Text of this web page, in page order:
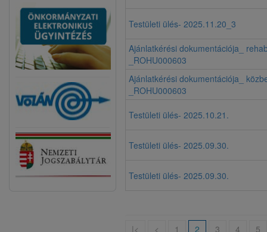
Testületi ülés- 2025.11.20_3
Ajánlatkérési dokumentációja_
_ROHU000603
Ajánlatkérési dokumentációja_
_ROHU000603
Testületi ülés- 2025.10.21.
Testületi ülés- 2025.09.30.
Testületi ülés- 2025.09.30.
|< < 1 2 3 4 5